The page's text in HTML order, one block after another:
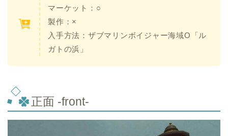
マーケット：○
製作：×
入手方法：ザブマリンボイジャー海域O「ル
ガトの浜」
正面 -front-